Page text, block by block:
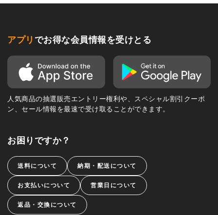
アプリ でお得な会員情報を受けとる
人気商品の抽選販売エントリー権利や、スペシャル割引クーポ
ン、セール情報を最速で受け取ることができます。
お困りですか？
送料について 納期・配送について
お支払いについて 営業日について
返品・交換について